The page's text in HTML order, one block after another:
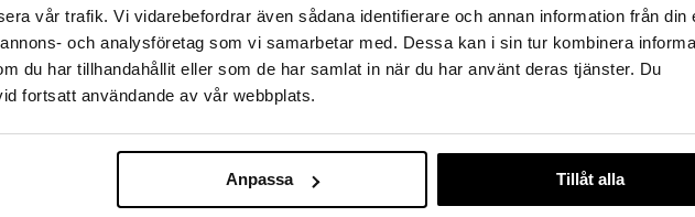
vår trafik. Vi vidarebefordrar även sådana identifierare och annan information från din
och analysföretag som vi samarbetar med. Dessa kan i sin tur kombinera
du har tillhandahållit eller som de har samlat in när du har använt deras tjänster. Du
fortsatt användande av vår webbplats.
Anpassa Tillåt alla
intybus L.)), vegetabilisk kapsel
Dong Quai-extrakt 10:1 (rot från Angelica sinensis
Bifidobacterium animalis ssp. lactis HN019™,